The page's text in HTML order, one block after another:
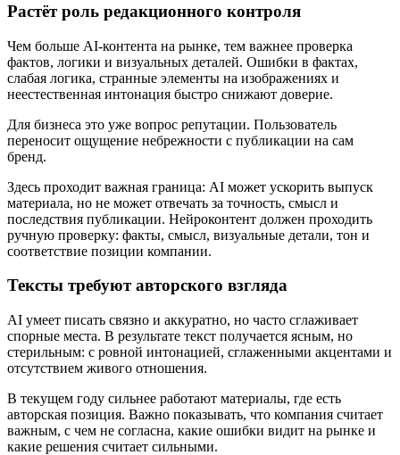
Растёт роль редакционного контроля
Чем больше AI-контента на рынке, тем важнее проверка
фактов, логики и визуальных деталей. Ошибки в фактах,
слабая логика, странные элементы на изображениях и
неестественная интонация быстро снижают доверие.
Для бизнеса это уже вопрос репутации. Пользователь
переносит ощущение небрежности с публикации на сам
бренд.
Здесь проходит важная граница: AI может ускорить выпуск
материала, но не может отвечать за точность, смысл и
последствия публикации. Нейроконтент должен проходить
ручную проверку: факты, смысл, визуальные детали, тон и
соответствие позиции компании.
Тексты требуют авторского взгляда
AI умеет писать связно и аккуратно, но часто сглаживает
спорные места. В результате текст получается ясным, но
стерильным: с ровной интонацией, сглаженными акцентами и
отсутствием живого отношения.
В текущем году сильнее работают материалы, где есть
авторская позиция. Важно показывать, что компания считает
важным, с чем не согласна, какие ошибки видит на рынке и
какие решения считает сильными.